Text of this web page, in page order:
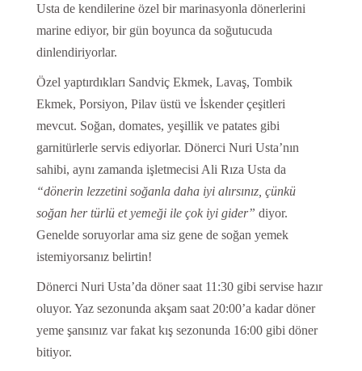
Usta de kendilerine özel bir marinasyonla dönerlerini
marine ediyor, bir gün boyunca da soğutucuda
dinlendiriyorlar.
Özel yaptırdıkları Sandviç Ekmek, Lavaş, Tombik
Ekmek, Porsiyon, Pilav üstü ve İskender çeşitleri
mevcut. Soğan, domates, yeşillik ve patates gibi
garnitürlerle servis ediyorlar. Dönerci Nuri Usta’nın
sahibi, aynı zamanda işletmecisi Ali Rıza Usta da
“dönerin lezzetini soğanla daha iyi alırsınız, çünkü
soğan her türlü et yemeği ile çok iyi gider” diyor.
Genelde soruyorlar ama siz gene de soğan yemek
istemiyorsanız belirtin!
Dönerci Nuri Usta’da döner saat 11:30 gibi servise hazır
oluyor. Yaz sezonunda akşam saat 20:00’a kadar döner
yeme şansınız var fakat kış sezonunda 16:00 gibi döner
bitiyor.